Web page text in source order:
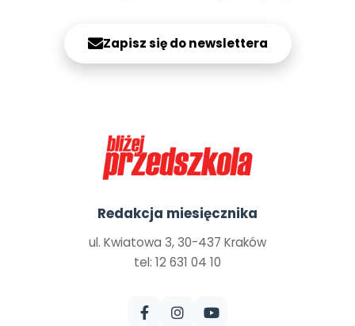
Zapisz się do newslettera
Redakcja miesięcznika
ul. Kwiatowa 3, 30-437 Kraków
tel: 12 631 04 10